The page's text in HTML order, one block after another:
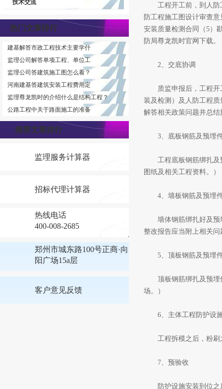
技术交流
热门文章排行
建基解答市政工程技术主要学什
监理公司解答单项工程、单位工
监理公司答建筑施工图怎么看？
河南建基答建筑安装工程费用定
监理尊龙凯时的介绍什么是结构工程？
公路工程中关于路面施工的准备
推荐文章排行
监理服务计算器
招标代理计算器
热线电话
400-008-2685
郑州市城东路100号正商·向
阳广场15a层
客户意见反馈
工程开工前，到人防工
防工程施工图设计审查
安装质量检测合同（5）
防局尊龙凯时官网下载。
2、交底协调
质监申报后，工程开工
装及检测）及人防工程
解答相关政策问题并总
3、底板钢筋及预埋
工程底板钢筋绑扎及预
图纸及相关工程资料。）
4、墙板钢筋及预埋
墙体钢筋绑扎好及预埋
整改报告应当附上相关
5、顶板钢筋及预埋
顶板钢筋绑扎及预埋件
场。）
6、主体工程防护设
工程拆模之后，粉刷
7、预验收
防护设施安装到位之后